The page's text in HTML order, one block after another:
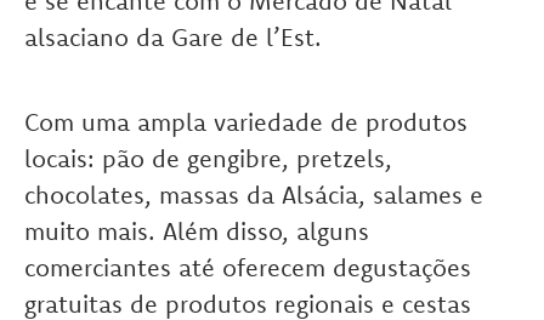
alsaciano da Gare de l’Est.
Com uma ampla variedade de produtos
locais: pão de gengibre, pretzels,
chocolates, massas da Alsácia, salames e
muito mais. Além disso, alguns
comerciantes até oferecem degustações
gratuitas de produtos regionais e cestas